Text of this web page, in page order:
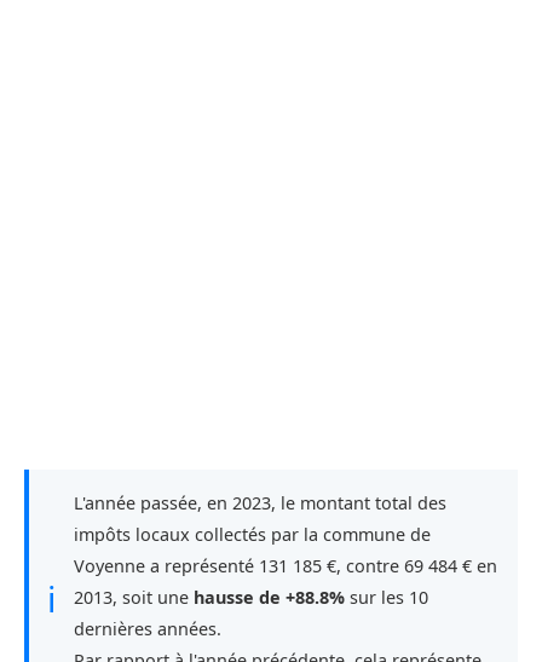
ℹ
L'année passée, en 2023, le montant total des
impôts locaux collectés par la commune de
Voyenne a représenté 131 185 €, contre 69 484 € en
2013, soit une hausse de +88.8% sur les 10
dernières années.